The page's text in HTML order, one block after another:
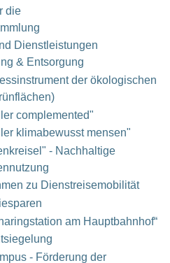
die
Dienstleistungen
& Entsorgung
der ökologischen
complemented"
klimabewusst mensen"
- Nachhaltige
zu Dienstreisemobilität
am Hauptbahnhof“
- Förderung der